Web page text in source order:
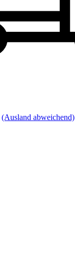
(Ausland abweichend)